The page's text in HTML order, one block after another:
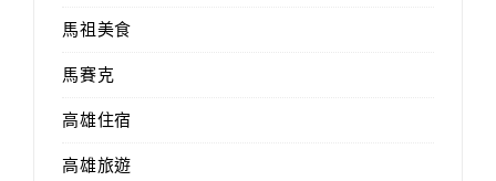
馬祖美食
馬賽克
高雄住宿
高雄旅遊